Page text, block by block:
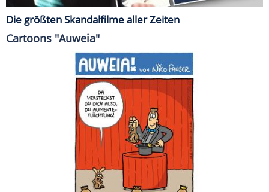
Die größten Skandalfilme aller Zeiten
Cartoons "Auweia"